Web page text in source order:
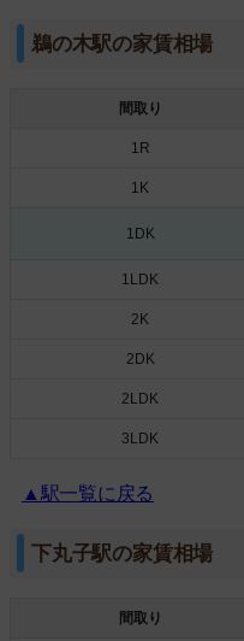
鵜の木駅の家賃相場
間取り
1R
1K
1DK
1LDK
2K
2DK
2LDK
3LDK
▲駅一覧に戻る
下丸子駅の家賃相場
間取り